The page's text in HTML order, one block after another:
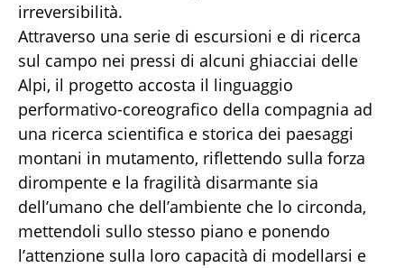
irreversibilità.
Attraverso una serie di escursioni e di ricerca
sul campo nei pressi di alcuni ghiacciai delle
Alpi, il progetto accosta il linguaggio
performativo-coreografico della compagnia ad
una ricerca scientifica e storica dei paesaggi
montani in mutamento, riflettendo sulla forza
dirompente e la fragilità disarmante sia
dell’umano che dell’ambiente che lo circonda,
mettendoli sullo stesso piano e ponendo
l’attenzione sulla loro capacità di modellarsi e